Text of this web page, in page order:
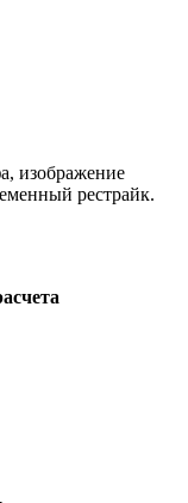
изображение
рестрайк.